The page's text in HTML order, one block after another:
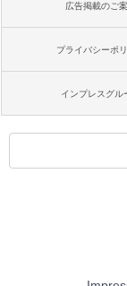
広告掲載のご
プライバシーポ
インプレスグル